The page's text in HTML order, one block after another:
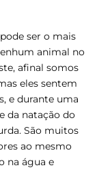
ser o mais
animal no
afinal somos
eles sentem
e durante uma
da natação do
São muitos
ao mesmo
na água e